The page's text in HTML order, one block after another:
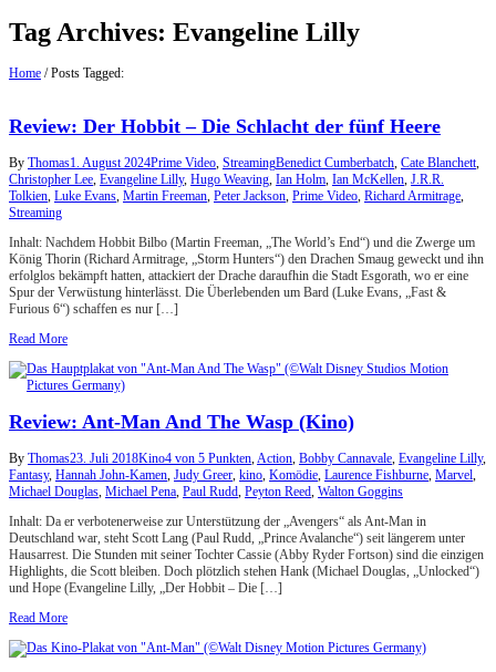
Tag Archives: Evangeline Lilly
Home /Posts Tagged:
Review: Der Hobbit – Die Schlacht der fünf Heere
By Thomas1. August 2024Prime Video, StreamingBenedict Cumberbatch, Cate Blanchett,
Christopher Lee, Evangeline Lilly, Hugo Weaving, Ian Holm, Ian McKellen, J.R.R.
Tolkien, Luke Evans, Martin Freeman, Peter Jackson, Prime Video, Richard Armitrage,
Streaming
Inhalt: Nachdem Hobbit Bilbo (Martin Freeman, „The World’s End“) und die Zwerge um
König Thorin (Richard Armitrage, „Storm Hunters“) den Drachen Smaug geweckt und ihn
erfolglos bekämpft hatten, attackiert der Drache daraufhin die Stadt Esgorath, wo er eine
Spur der Verwüstung hinterlässt. Die Überlebenden um Bard (Luke Evans, „Fast &
Furious 6“) schaffen es nur […]
Read More
Review: Ant-Man And The Wasp (Kino)
By Thomas23. Juli 2018Kino4 von 5 Punkten,Action, Bobby Cannavale, Evangeline Lilly,
Fantasy, Hannah John-Kamen, Judy Greer, kino, Komödie, Laurence Fishburne, Marvel,
Michael Douglas, Michael Pena, Paul Rudd, Peyton Reed, Walton Goggins
Inhalt: Da er verbotenerweise zur Unterstützung der „Avengers“ als Ant-Man in
Deutschland war, steht Scott Lang (Paul Rudd, „Prince Avalanche“) seit längerem unter
Hausarrest. Die Stunden mit seiner Tochter Cassie (Abby Ryder Fortson) sind die einzigen
Highlights, die Scott bleiben. Doch plötzlich stehen Hank (Michael Douglas, „Unlocked“)
und Hope (Evangeline Lilly, „Der Hobbit – Die […]
Read More